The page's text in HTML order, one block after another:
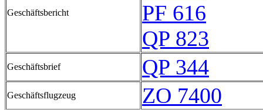
Geschäftsbericht
PF 616
QP 823
Geschäftsbrief QP 344
Geschäftsflugzeug ZO 7400